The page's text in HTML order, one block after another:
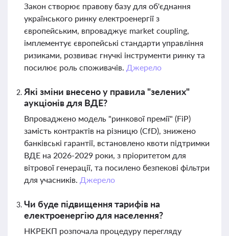
Закон створює правову базу для об'єднання
українського ринку електроенергії з
європейським, впроваджує market coupling,
імплементує європейські стандарти управління
ризиками, розвиває гнучкі інструменти ринку та
посилює роль споживачів. Джерело
Які зміни внесено у правила "зелених"
аукціонів для ВДЕ?
Впроваджено модель "ринкової премії" (FiP)
замість контрактів на різницю (CfD), знижено
банківські гарантії, встановлено квоти підтримки
ВДЕ на 2026-2029 роки, з пріоритетом для
вітрової генерації, та посилено безпекові фільтри
для учасників. Джерело
Чи буде підвищення тарифів на
електроенергію для населення?
НКРЕКП розпочала процедуру перегляду